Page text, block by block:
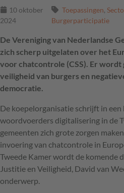
10 oktober
2024
Toepassingen,
Burgerparticipatie
De Vereniging van Nederlandse
zich scherp uitgelaten over het
voor chatcontrole (CSS). Er wordt
veiligheid van burgers en
democratie.
De koepelorganisatie schrijft in een
woordvoerders digitalisering in de
gemeenten zich grote zorgen
invoering van chatcontrole in
Tweede Kamer wordt de komende
Justitie en Veiligheid, David van
onderwerp.